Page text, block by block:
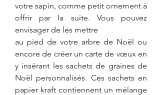
votre sapin, comme petit ornement à
offrir par la suite. Vous pouvez
envisager de les mettre
au pied de votre arbre de Noël ou
encore de créer un carte de vœux en
y insérant les sachets de graines de
Noël personnalisés. Ces sachets en
papier kraft contiennent un mélange